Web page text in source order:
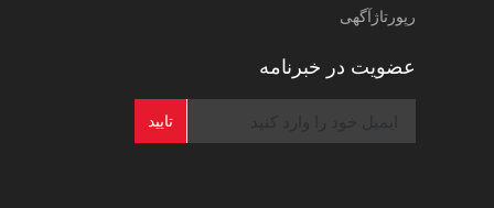
رپورتاژآگهی
عضویت در خبرنامه
تایید